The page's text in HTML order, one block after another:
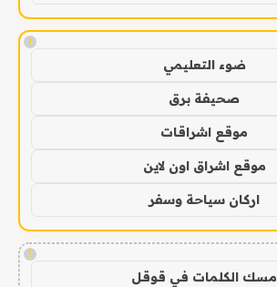
!
ضوء التعليمي
صحيفة برق
موقع اشراقات
موقع اشراق اون لاين
اركان سياحة وسفر
!
مسك الكلمات في قوقل